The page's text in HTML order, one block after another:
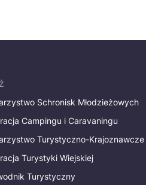
Schronisk Młodzieżowych
Campingu i Caravaningu
Turystyczno-Krajoznawcze
Turystyki Wiejskiej
Turystyczny